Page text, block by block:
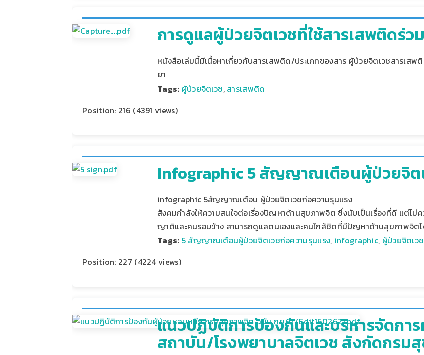
การดูแลผู้ป่วยจิตเวชที่ใช้สารเสพติดร่
หนังสือเล่มนี้มีเนื้อหาเกี่ยวกับสารเสพติด/ประเภทของสาร ผู้ป่วยจิตเวชสารเสพ
ยา
Tags: ผู้ป่วยจิตเวช, สารเสพติด
Position: 216 (4391 views)
Infographic 5 สัญญาณเตือนผู้ป่วยจิต
infographic 5สัญญาณเตือน ผู้ป่วยจิตเวชก่อความรุนแรง
สังคมกำลังให้ความสนใจต่อเรื่องปัญหาด้านสุขภาพจิต ซึ่งนับเป็นเรื่องที่ดี แต่ไม่
ญาติและคนรอบข้าง สามารถดูแลตนเองและคนใกล้ชิดที่มีปัญหาด้านสุขภาพจิต
Tags: 5 สัญญาณเตือนผู้ป่วยจิตเวชก่อความรุนแรง, infographic, ผู้ป่วยจิตเวช
Position: 227 (4224 views)
แนวปฏิบัติการป้องกันและบริหารจัดกา
สถาบัน/โรงพยาบาลจิตเวช สังกัดกรม